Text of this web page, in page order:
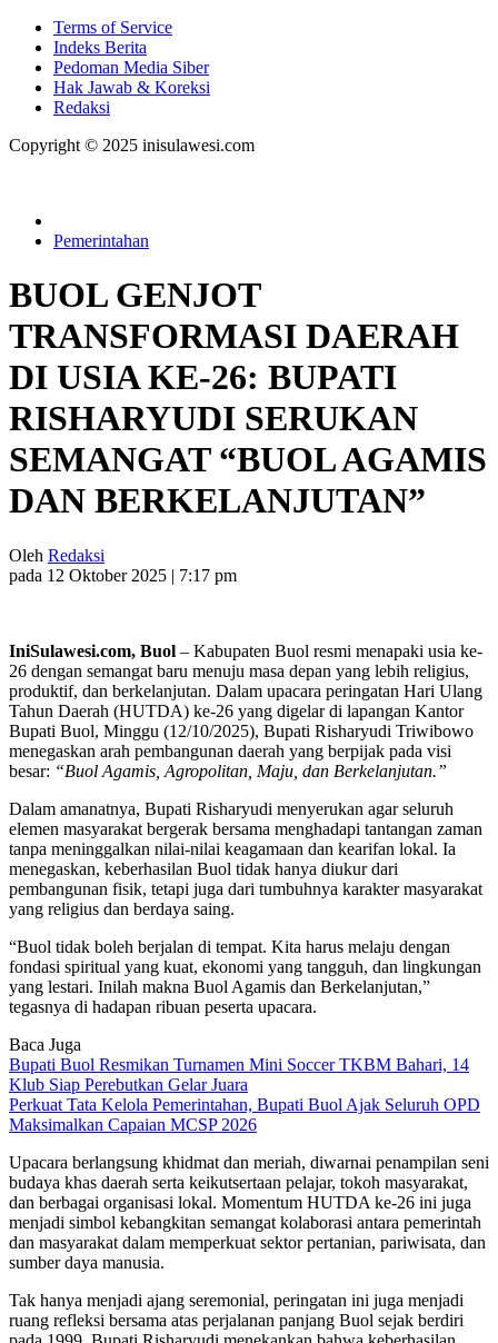
Terms of Service
Indeks Berita
Pedoman Media Siber
Hak Jawab & Koreksi
Redaksi
Copyright © 2025 inisulawesi.com
Pemerintahan
BUOL GENJOT
TRANSFORMASI DAERAH
DI USIA KE-26: BUPATI
RISHARYUDI SERUKAN
SEMANGAT “BUOL AGAMIS
DAN BERKELANJUTAN”
Oleh Redaksi
pada 12 Oktober 2025 | 7:17 pm
IniSulawesi.com, Buol – Kabupaten Buol resmi menapaki usia ke-
26 dengan semangat baru menuju masa depan yang lebih religius,
produktif, dan berkelanjutan. Dalam upacara peringatan Hari Ulang
Tahun Daerah (HUTDA) ke-26 yang digelar di lapangan Kantor
Bupati Buol, Minggu (12/10/2025), Bupati Risharyudi Triwibowo
menegaskan arah pembangunan daerah yang berpijak pada visi
besar: “Buol Agamis, Agropolitan, Maju, dan Berkelanjutan.”
Dalam amanatnya, Bupati Risharyudi menyerukan agar seluruh
elemen masyarakat bergerak bersama menghadapi tantangan zaman
tanpa meninggalkan nilai-nilai keagamaan dan kearifan lokal. Ia
menegaskan, keberhasilan Buol tidak hanya diukur dari
pembangunan fisik, tetapi juga dari tumbuhnya karakter masyarakat
yang religius dan berdaya saing.
“Buol tidak boleh berjalan di tempat. Kita harus melaju dengan
fondasi spiritual yang kuat, ekonomi yang tangguh, dan lingkungan
yang lestari. Inilah makna Buol Agamis dan Berkelanjutan,”
tegasnya di hadapan ribuan peserta upacara.
Baca Juga
Bupati Buol Resmikan Turnamen Mini Soccer TKBM Bahari, 14
Klub Siap Perebutkan Gelar Juara
Perkuat Tata Kelola Pemerintahan, Bupati Buol Ajak Seluruh OPD
Maksimalkan Capaian MCSP 2026
Upacara berlangsung khidmat dan meriah, diwarnai penampilan seni
budaya khas daerah serta keikutsertaan pelajar, tokoh masyarakat,
dan berbagai organisasi lokal. Momentum HUTDA ke-26 ini juga
menjadi simbol kebangkitan semangat kolaborasi antara pemerintah
dan masyarakat dalam memperkuat sektor pertanian, pariwisata, dan
sumber daya manusia.
Tak hanya menjadi ajang seremonial, peringatan ini juga menjadi
ruang refleksi bersama atas perjalanan panjang Buol sejak berdiri